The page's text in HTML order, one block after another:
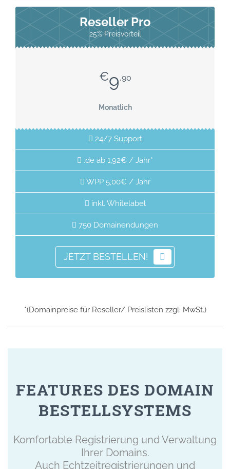
Reseller Pro
25% Preisvorteil
€9,90
Monatlich
24/7 Support
.de ab 1,92€ / Jahr*
WPP 5,00€ / Jahr
inkl. Whitelabel
750 Domainendungen
JETZT BESTELLEN!
*(Domainpreise für Reseller/ Preislisten zzgl. MwSt.)
FEATURES DES DOMAIN
BESTELLSYSTEMS
Komfortable Registrierung und Verwaltung
Ihrer Domains.
Auch Echtzeitregistrierungen und